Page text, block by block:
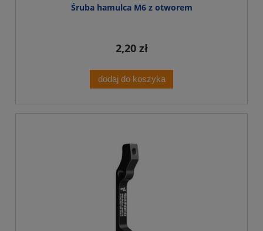
Śruba hamulca M6 z otworem
2,20 zł
dodaj do koszyka